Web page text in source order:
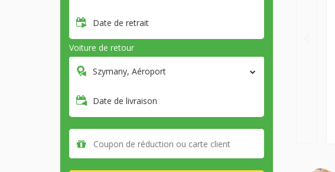
Date de retrait
Voiture de retour
Szymany, Aéroport
Date de livraison